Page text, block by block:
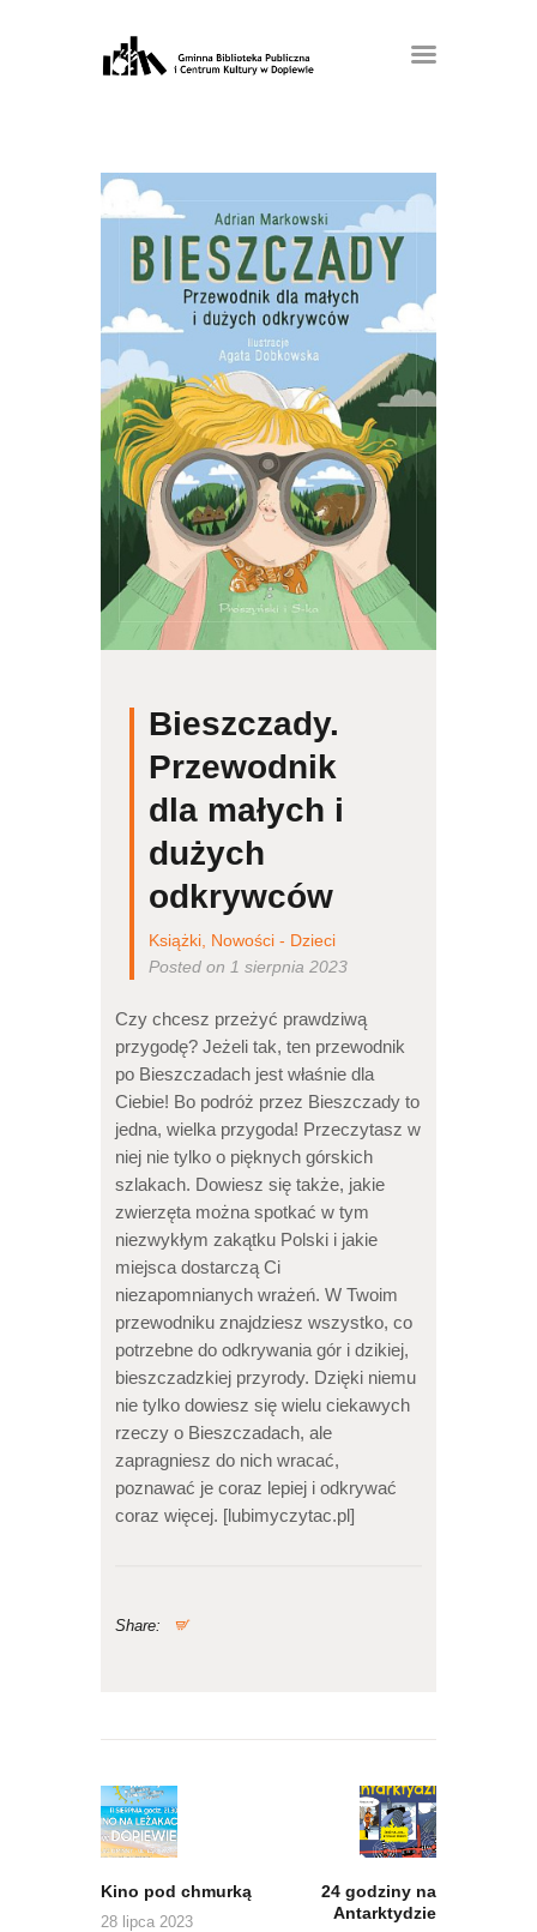
Bieszczady.
Przewodnik
dla małych i
dużych
odkrywców
Książki Nowości - Dzieci
Posted on 1 sierpnia 2023
Czy chcesz przeżyć prawdziwą
przygodę? Jeżeli tak, ten przewodnik
po Bieszczadach jest właśnie dla
Ciebie! Bo podróż przez Bieszczady to
jedna, wielka przygoda! Przeczytasz w
niej nie tylko o pięknych górskich
szlakach. Dowiesz się także, jakie
zwierzęta można spotkać w tym
niezwykłym zakątku Polski i jakie
miejsca dostarczą Ci
niezapomnianych wrażeń. W Twoim
przewodniku znajdziesz wszystko, co
potrzebne do odkrywania gór i dzikiej,
bieszczadzkiej przyrody. Dzięki niemu
nie tylko dowiesz się wielu ciekawych
rzeczy o Bieszczadach, ale
zapragniesz do nich wracać,
poznawać je coraz lepiej i odkrywać
coraz więcej. [lubimyczytac.pl]
Share:
wpisu
Kino pod chmurką
28 lipca 2023
24 godziny na
Antarktydzie